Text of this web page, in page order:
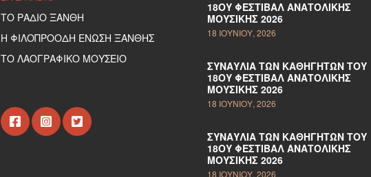
ΤΟ ΡΑΔΙΟ ΞΑΝΘΗ
Η ΦΙΛΟΠΡΟΟΔΗ ΕΝΩΣΗ ΞΑΝΘΗΣ
ΤΟ ΛΑΟΓΡΑΦΙΚΟ ΜΟΥΣΕΙΟ
18ΟΥ ΦΕΣΤΙΒΆΛ ΑΝΑΤΟΛΙΚΉΣ
ΜΟΥΣΙΚΉΣ 2026
18 ΙΟΥΝΊΟΥ, 2026
ΣΥΝΑΥΛΊΑ ΤΩΝ ΚΑΘΗΓΗΤΏΝ ΤΟΥ
18ΟΥ ΦΕΣΤΙΒΆΛ ΑΝΑΤΟΛΙΚΉΣ
ΜΟΥΣΙΚΉΣ 2026
18 ΙΟΥΝΊΟΥ, 2026
ΣΥΝΑΥΛΊΑ ΤΩΝ ΚΑΘΗΓΗΤΏΝ ΤΟΥ
18ΟΥ ΦΕΣΤΙΒΆΛ ΑΝΑΤΟΛΙΚΉΣ
ΜΟΥΣΙΚΉΣ 2026
18 ΙΟΥΝΊΟΥ, 2026